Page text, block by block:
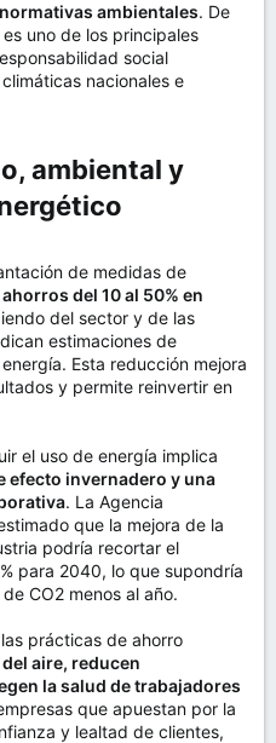
ambientales. De
uno de los principales
social
nacionales e
ambiental y
de medidas de
ahorros del 10 al 50% en
del sector y de las
estimaciones de
Esta reducción mejora
y permite reinvertir en
el uso de energía implica
efecto invernadero y una
. La Agencia
que la mejora de la
podría recortar el
para 2040, lo que supondría
CO2 menos al año.
prácticas de ahorro
aire, reducen
la salud de trabajadores
que apuestan por la
y lealtad de clientes,